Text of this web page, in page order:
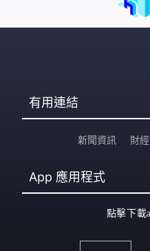
有用連結
新聞資訊 財
App 應用程式
點擊下載